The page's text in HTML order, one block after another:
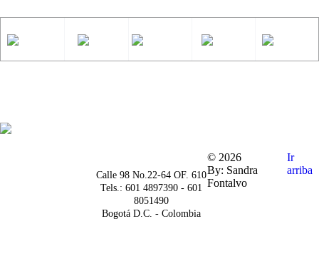
Calle 98 No.22-64 OF. 610
Tels.: 601 4897390 - 601
8051490
Bogotá D.C. - Colombia
© 2026
By: Sandra
Fontalvo
Ir
arriba